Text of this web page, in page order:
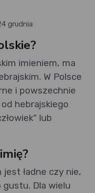
grudnia
imieniem, ma
W Polsce
i powszechnie
hebrajskiego
ładne czy nie,
Dla wielu